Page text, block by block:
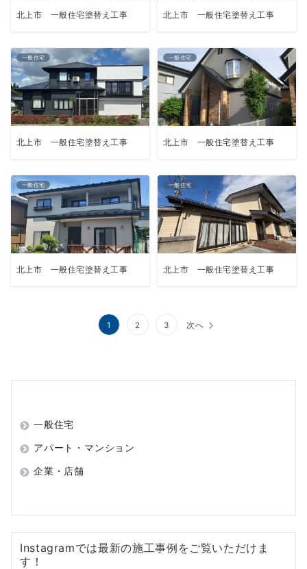
北上市 一般住宅塗替え工事 北上市 一般住宅塗替え工事
一般住宅
北上市 一般住宅塗替え工事
一般住宅
北上市 一般住宅塗替え工事
一般住宅
北上市 一般住宅塗替え工事
一般住宅
北上市 一般住宅塗替え工事
の
ー
ジ
送
1 2 3 次へ
一般住宅
アパート・マンション
企業・店舗
Instagramでは最新の施工事例をご覧いただけま
す！